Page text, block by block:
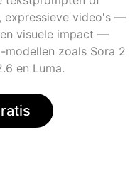
expressieve video's —
visuele impact —
zoals Sora 2
en Luma.